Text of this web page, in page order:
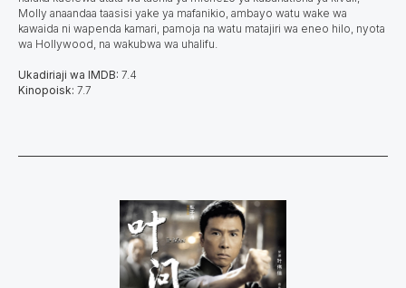
Molly anaandaa taasisi yake ya mafanikio, ambayo watu wake wa
kawaida ni wapenda kamari, pamoja na watu matajiri wa eneo hilo, nyota
wa Hollywood, na wakubwa wa uhalifu.
Ukadiriaji wa IMDB: 7.4
Kinopoisk: 7.7